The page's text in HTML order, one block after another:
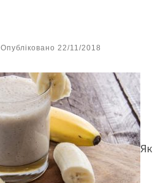
Опубліковано 22/11/2018
Як